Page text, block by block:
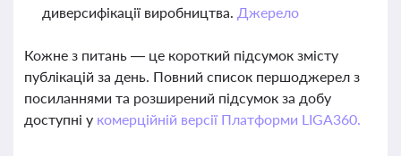
диверсифікації виробництва. Джерело
Кожне з питань — це короткий підсумок змісту
публікацій за день. Повний список першоджерел з
посиланнями та розширений підсумок за добу
доступні у комерційній версії Платформи LIGA360.